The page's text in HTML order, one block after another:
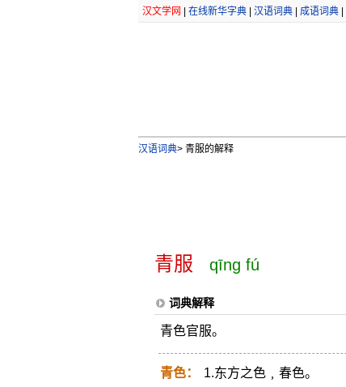
汉文学网 在线新华字典| 汉语词典| 成语词典|
汉语词典>青服的解释
青服 qīng fú
词典解释
青色官服。
青色：
1.东方之色﹐春色。